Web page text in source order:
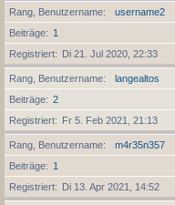
Rang, Benutzername
username2
Beiträge
1
Registriert
Di 21. Jul 2020, 22:33
Rang, Benutzername
langealtos
Beiträge
2
Registriert
Fr 5. Feb 2021, 21:13
Rang, Benutzername
m4r35n357
Beiträge
1
Registriert
Di 13. Apr 2021, 14:52